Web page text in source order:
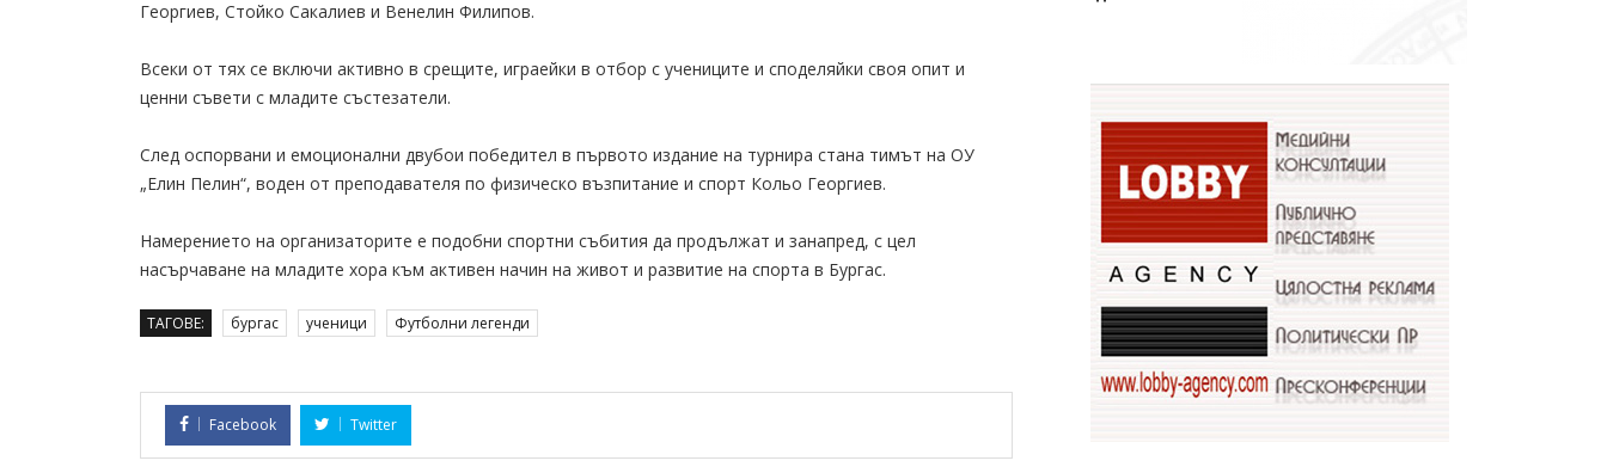
Георгиев, Стойко Сакалиев и Венелин Филипов.
Всеки от тях се включи активно в срещите, играейки в отбор с учениците и споделяйки своя опит и
ценни съвети с младите състезатели.
След оспорвани и емоционални двубои победител в първото издание на турнира стана тимът на ОУ
„Елин Пелин“, воден от преподавателя по физическо възпитание и спорт Кольо Георгиев.
Намерението на организаторите е подобни спортни събития да продължат и занапред, с цел
насърчаване на младите хора към активен начин на живот и развитие на спорта в Бургас.
ТАГОВЕ: бургас ученици Футболни легенди
Facebook Twitter